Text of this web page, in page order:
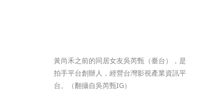
黃尚禾之前的同居女友吳芮甄（臺台），是
拍手平台創辦人，經營台灣影視產業資訊平
台。（翻攝自吳芮甄IG）